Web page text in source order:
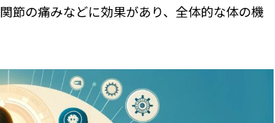
節の痛みなどに効果があり、全体的な体の機